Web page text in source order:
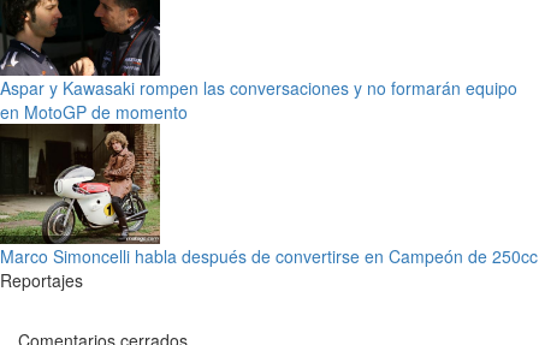
Aspar y Kawasaki rompen las conversaciones y no formarán equipo
en MotoGP de momento
Marco Simoncelli habla después de convertirse en Campeón de 250cc
Reportajes
Comentarios cerrados